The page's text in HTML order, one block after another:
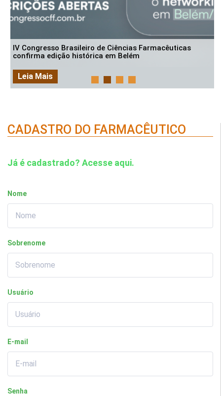
IV Congresso Brasileiro de Ciências Farmacêuticas
confirma edição histórica em Belém
Leia Mais
CADASTRO DO FARMACÊUTICO
Já é cadastrado? Acesse aqui.
Nome
Sobrenome
Usuário
E-mail
Senha